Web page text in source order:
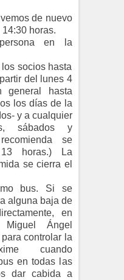
de nuevo
horas.
en la
socios hasta
del lunes 4
general hasta
los días de la
y a cualquier
sábados y
se
horas.) La
se cierra el
bus. Si se
alguna baja de
en
Ángel
controlar la
cuando
en todas las
dar cabida a